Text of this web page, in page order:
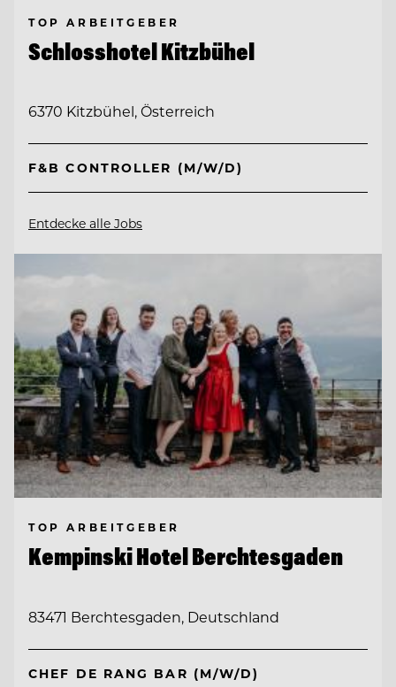
TOP ARBEITGEBER
Schlosshotel Kitzbühel
6370 Kitzbühel, Österreich
F&B CONTROLLER (M/W/D)
Entdecke alle Jobs
TOP ARBEITGEBER
Kempinski Hotel Berchtesgaden
83471 Berchtesgaden, Deutschland
CHEF DE RANG BAR (M/W/D)